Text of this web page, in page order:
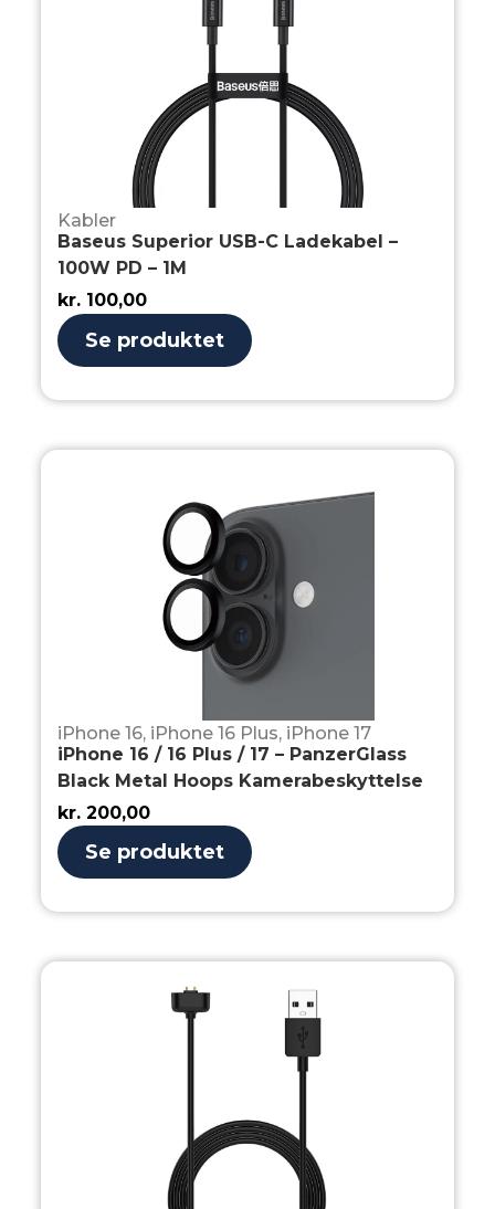
Kabler
Baseus Superior USB-C Ladekabel –
100W PD – 1M
kr. 100,00
Se produktet
iPhone 16, iPhone 16 Plus, iPhone 17
iPhone 16 / 16 Plus / 17 – PanzerGlass
Black Metal Hoops Kamerabeskyttelse
kr. 200,00
Se produktet